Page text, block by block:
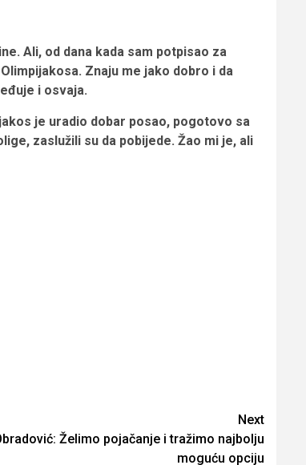
Ali, od dana kada sam potpisao za
Znaju me jako dobro i da
i osvaja.
je uradio dobar posao, pogotovo sa
zaslužili su da pobijede. Žao mi je, ali
Next
Želimo pojačanje i tražimo najbolju
moguću opciju